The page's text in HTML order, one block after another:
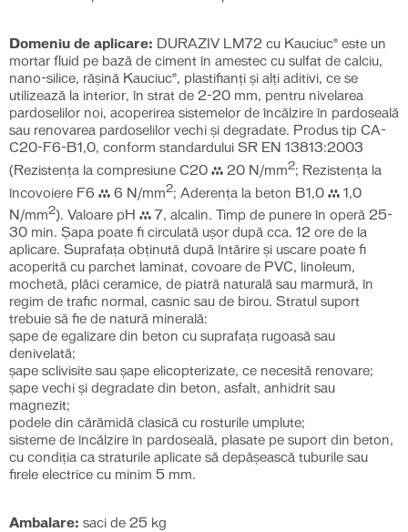
Domeniu de aplicare: DURAZIV LM72 cu Kauciuc® este un
mortar fluid pe bază de ciment în amestec cu sulfat de calciu,
nano-silice, răşină Kauciuc®, plastifianţi şi alţi aditivi, ce se
utilizează la interior, în strat de 2-20 mm, pentru nivelarea
pardoselilor noi, acoperirea sistemelor de încălzire în pardoseală
sau renovarea pardoselilor vechi şi degradate. Produs tip CA-
C20-F6-B1,0, conform standardului SR EN 13813:2003
(Rezistența la compresiune C20 ≥ 20 N/mm2; Rezistența la
încovoiere F6 ≥ 6 N/mm2; Aderența la beton B1,0 ≥ 1,0
N/mm2). Valoare pH ≥ 7, alcalin. Timp de punere în operă 25-
30 min. Șapa poate fi circulată uşor după cca. 12 ore de la
aplicare. Suprafaţa obţinută după întărire şi uscare poate fi
acoperită cu parchet laminat, covoare de PVC, linoleum,
mochetă, plăci ceramice, de piatră naturală sau marmură, în
regim de trafic normal, casnic sau de birou. Stratul suport
trebuie să fie de natură minerală:
şape de egalizare din beton cu suprafaţa rugoasă sau
denivelată;
şape sclivisite sau şape elicopterizate, ce necesită renovare;
şape vechi şi degradate din beton, asfalt, anhidrit sau
magnezit;
podele din cărămidă clasică cu rosturile umplute;
sisteme de încălzire în pardoseală, plasate pe suport din beton,
cu condiţia ca straturile aplicate să depăşească tuburile sau
firele electrice cu minim 5 mm.
Ambalare: saci de 25 kg